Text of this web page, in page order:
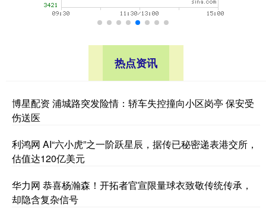
热点资讯
博星配资 浦城路突发险情：轿车失控撞向小区岗亭 保安受
伤送医
利鸿网 AI“六小虎”之一阶跃星辰，据传已秘密递表港交所，
估值达120亿美元
华力网 恭喜杨瀚森！开拓者官宣限量球衣致敬传统传承，
却隐含复杂信号